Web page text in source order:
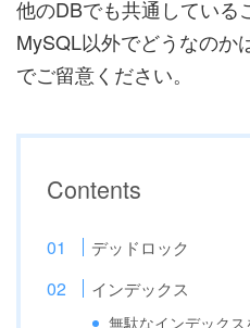
他のDBでも共通している
MySQL以外でどうなのか
でご留意ください。
Contents
デッドロック
インデックス
無駄なインデック